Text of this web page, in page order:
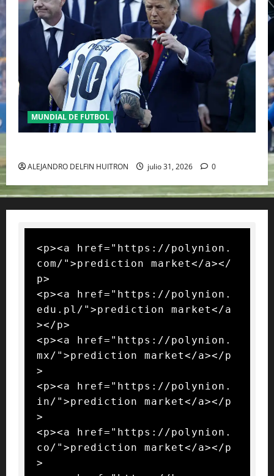
MUNDIAL DE FUTBOL
ALEJANDRO DELFIN HUITRON julio 31, 2026 0
<p><a href="https://polynion.
com/">prediction market</a></
p>
<p><a href="https://polynion.
edu.pl/">prediction market</a
></p>
<p><a href="https://polynion.
mx/">prediction market</a></p
>
<p><a href="https://polynion.
in/">prediction market</a></p
>
<p><a href="https://polynion.
co/">prediction market</a></p
>